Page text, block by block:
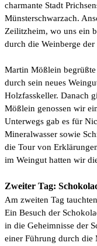
charmante Stadt
Münsterschwarzach.
Zeilitzheim, wo uns ein
durch die Weinberge
Martin Mößlein
durch sein neues
Holzfasskeller. Danach
Mößlein genossen wir
Unterwegs gab es für
Mineralwasser sowie
die Tour von
im Weingut hatten wir
Zweiter Tag:
Am zweiten Tag
Ein Besuch der
in die Geheimnisse der
einer Führung durch die